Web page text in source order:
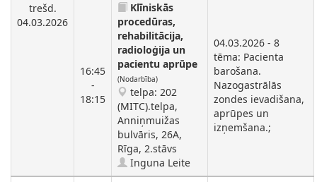
trešd.
04.03.2026
16:45
-
18:15
Klīniskās
procedūras,
rehabilitācija,
radioloģija un
pacientu aprūpe
(Nodarbība)
telpa: 202
(MITC).telpa,
Anniņmuižas
bulvāris, 26A,
Rīga, 2.stāvs
Inguna Leite
04.03.2026 - 8
tēma: Pacienta
barošana.
Nazogastrālās
zondes ievadišana,
aprūpes un
izņemšana.;